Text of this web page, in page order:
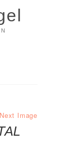
Next Image